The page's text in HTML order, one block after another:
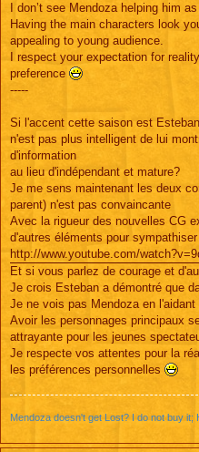
I don’t see Mendoza helping him
Having the main characters look
appealing to young audience.
I respect your expectation for
preference
-----
Si l'accent cette saison est
n'est pas plus intelligent de lui
d'information
au lieu d'indépendant et mature?
Je me sens maintenant les deux
parent) n'est pas convaincante
Avec la rigueur des nouvelles CG
d'autres éléments pour
http://www.youtube.com/
Et si vous parlez de courage et
Je crois Esteban a démontré que
Je ne vois pas Mendoza en
Avoir les personnages principaux
attrayante pour les jeunes
Je respecte vos attentes pour la
les préférences personnelles
Mendoza doesn't get Lost? I do not buy